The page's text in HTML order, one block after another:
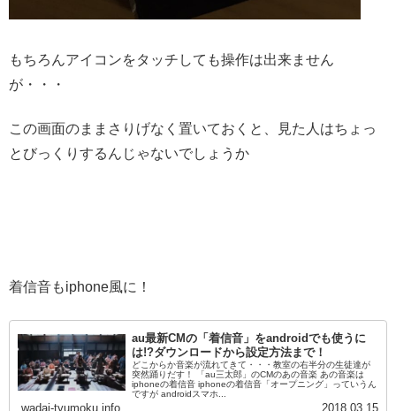
もちろんアイコンをタッチしても操作は出来ません
が・・・
この画面のままさりげなく置いておくと、見た人はちょっ
とびっくりするんじゃないでしょうか
着信音もiphone風に！
au最新CMの「着信音」をandroidでも使うに
は!?ダウンロードから設定方法まで！
どこからか音楽が流れてきて・・・教室の右半分の生徒達が
突然踊りだす！ 「au三太郎」のCMのあの音楽 あの音楽は
iphoneの着信音 iphoneの着信音「オープニング」っていうん
ですが androidスマホ...
wadai-tyumoku.info 2018.03.15